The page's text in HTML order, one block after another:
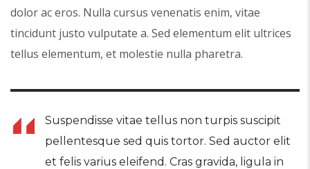
dolor ac eros. Nulla cursus venenatis enim, vitae
tincidunt justo vulputate a. Sed elementum elit ultrices
tellus elementum, et molestie nulla pharetra.
Suspendisse vitae tellus non turpis suscipit
pellentesque sed quis tortor. Sed auctor elit
et felis varius eleifend. Cras gravida, ligula in